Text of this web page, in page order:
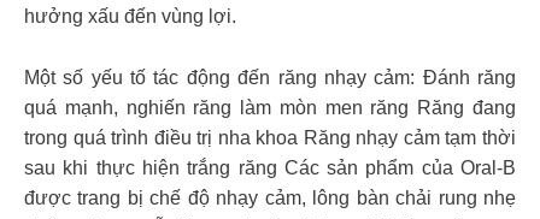
hưởng xấu đến vùng lợi.
Một số yếu tố tác động đến răng nhạy cảm: Đánh răng
quá mạnh, nghiến răng làm mòn men răng Răng đang
trong quá trình điều trị nha khoa Răng nhạy cảm tạm thời
sau khi thực hiện trắng răng Các sản phẩm của Oral-B
được trang bị chế độ nhạy cảm, lông bàn chải rung nhẹ